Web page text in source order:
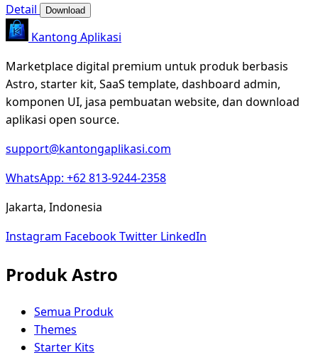
Detail
Download
Kantong Aplikasi
Marketplace digital premium untuk produk berbasis
Astro, starter kit, SaaS template, dashboard admin,
komponen UI, jasa pembuatan website, dan download
aplikasi open source.
support@kantongaplikasi.com
WhatsApp: +62 813-9244-2358
Jakarta, Indonesia
Instagram FacebookTwitter LinkedIn
Produk Astro
Semua Produk
Themes
Starter Kits